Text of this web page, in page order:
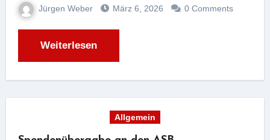
Jürgen Weber März 6, 2026 0 Comments
Weiterlesen
Allgemein